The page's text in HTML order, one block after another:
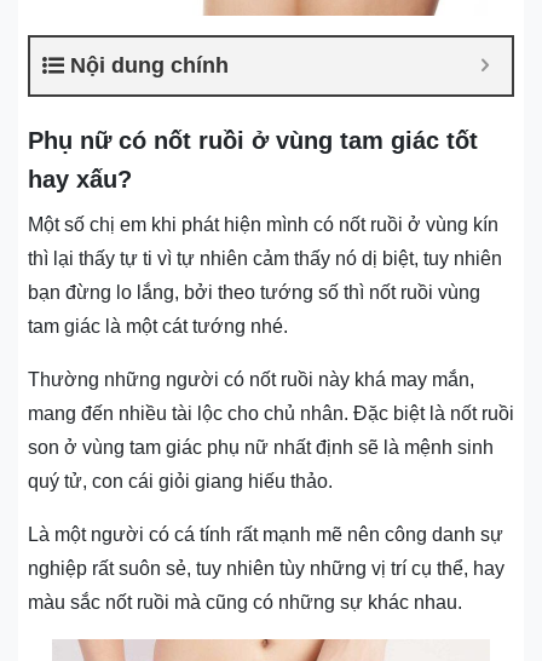
Nội dung chính
Phụ nữ có nốt ruồi ở vùng tam giác tốt
hay xấu?
Một số chị em khi phát hiện mình có nốt ruồi ở vùng kín
thì lại thấy tự ti vì tự nhiên cảm thấy nó dị biệt, tuy nhiên
bạn đừng lo lắng, bởi theo tướng số thì nốt ruồi vùng
tam giác là một cát tướng nhé.
Thường những người có nốt ruồi này khá may mắn,
mang đến nhiều tài lộc cho chủ nhân. Đặc biệt là nốt ruồi
son ở vùng tam giác phụ nữ nhất định sẽ là mệnh sinh
quý tử, con cái giỏi giang hiếu thảo.
Là một người có cá tính rất mạnh mẽ nên công danh sự
nghiệp rất suôn sẻ, tuy nhiên tùy những vị trí cụ thể, hay
màu sắc nốt ruồi mà cũng có những sự khác nhau.